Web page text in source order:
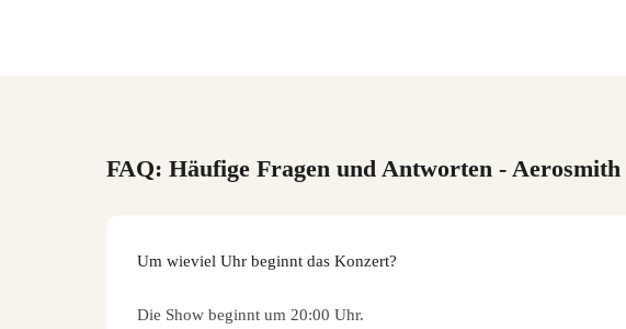
FAQ: Häufige Fragen und Antworten - Aerosmith
Um wieviel Uhr beginnt das Konzert?
Die Show beginnt um 20:00 Uhr.